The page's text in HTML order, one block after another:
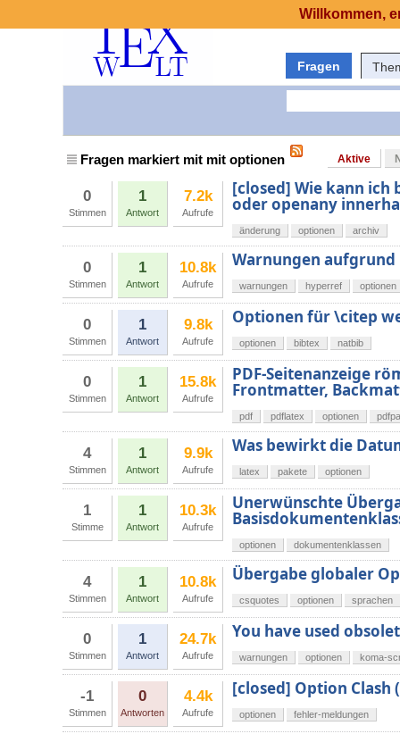
Fragen
Fragen markiert mit mit optionen Aktive
0
Stimmen
1
Antwort
7.2k
Aufrufe
[closed] Wie kann ich
oder openany
änderung optionen archiv
0
Stimmen
1
Antwort
10.8k
Aufrufe
Warnungen
warnungen hyperref optionen
0
Stimmen
1
Antwort
9.8k
Aufrufe
Optionen für \citep
optionen bibtex natbib
0
Stimmen
1
Antwort
15.8k
Aufrufe
PDF-Seitenanzeige
Frontmatter,
pdf pdflatex optionen
4
Stimmen
1
Antwort
9.9k
Aufrufe
Was bewirkt die
latex pakete optionen
1
Stimme
1
Antwort
10.3k
Aufrufe
Unerwünschte
optionen dokumentenklassen
4
Stimmen
1
Antwort
10.8k
Aufrufe
Übergabe globaler
csquotes optionen sprachen
0
Stimmen
1
Antwort
24.7k
Aufrufe
You have used
warnungen optionen koma-
-1
Stimmen
0
Antworten
4.4k
Aufrufe
[closed] Option
optionen fehler-meldungen
Willkommen,